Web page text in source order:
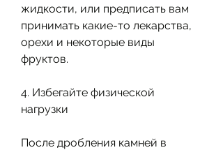
жидкости, или предписать вам
принимать какие-то лекарства,
орехи и некоторые виды
фруктов.
4. Избегайте физической
нагрузки
После дробления камней в